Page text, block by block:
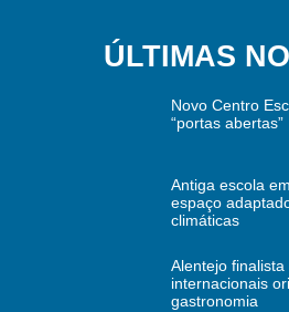
ÚLTIMAS
Novo Centro
“portas abertas”
Antiga escola
espaço
climáticas
Alentejo
internacionais
gastronomia